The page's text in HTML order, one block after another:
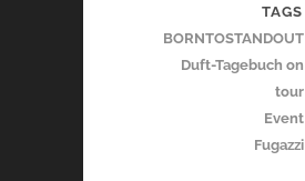
TAGS
BORNTOSTANDOUT
Duft-Tagebuch on
tour
Event
Fugazzi